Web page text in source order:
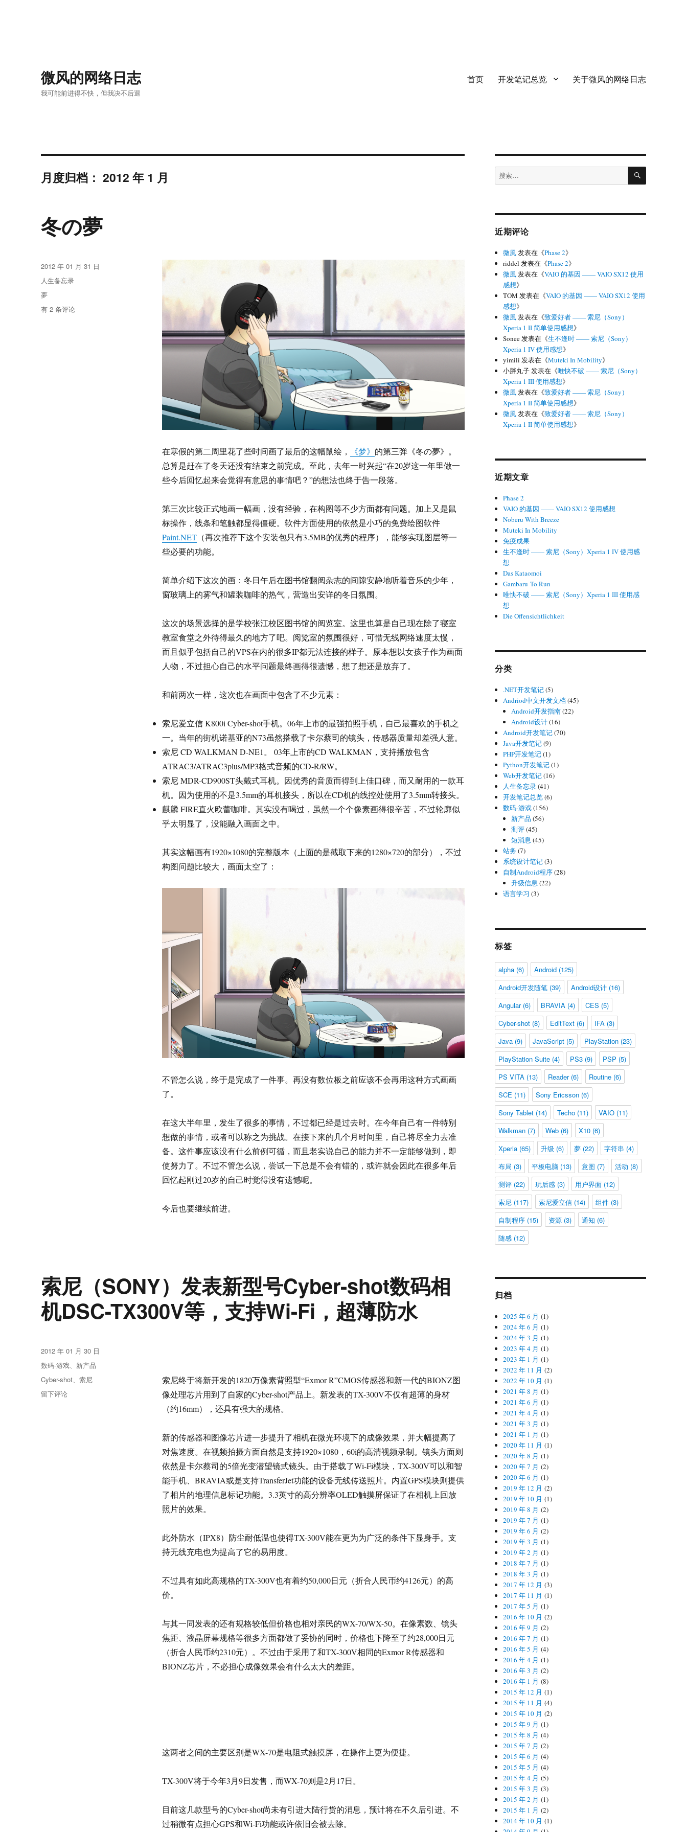
微风的网络日志
我可能前进得不快，但我决不后退
首页 开发笔记总览 关于微风的网络日志
月度归档：2012 年 1 月
冬の夢
在寒假的第二周里花了些时间画了最后的这幅鼠绘， 《梦》 的第三弹《冬の夢》。
总算是赶在了冬天还没有结束之前完成。至此，去年一时兴起“在20岁这一年里做一
些今后回忆起来会觉得有意思的事情吧？”的想法也终于告一段落。
第三次比较正式地画一幅画，没有经验，在构图等不少方面都有问题。加上又是鼠
标操作，线条和笔触都显得僵硬。软件方面使用的依然是小巧的免费绘图软件
Paint.NET（再次推荐下这个安装包只有3.5MB的优秀的程序），能够实现图层等一
些必要的功能。
简单介绍下这次的画：冬日午后在图书馆翻阅杂志的间隙安静地听着音乐的少年，
窗玻璃上的雾气和罐装咖啡的热气，营造出安详的冬日氛围。
这次的场景选择的是学校张江校区图书馆的阅览室。这里也算是自己现在除了寝室
教室食堂之外待得最久的地方了吧。阅览室的氛围很好，可惜无线网络速度太慢，
而且似乎包括自己的VPS在内的很多IP都无法连接的样子。原本想以女孩子作为画面
人物，不过担心自己的水平问题最终画得很遗憾，想了想还是放弃了。
和前两次一样，这次也在画面中包含了不少元素：
索尼爱立信 K800i Cyber-shot手机。06年上市的最强拍照手机，自己最喜欢的手机之
一。当年的街机诺基亚的N73虽然搭载了卡尔蔡司的镜头，传感器质量却差强人意。
索尼 CD WALKMAN D-NE1。 03年上市的CD WALKMAN，支持播放包含
ATRAC3/ATRAC3plus/MP3格式音频的CD-R/RW。
索尼 MDR-CD900ST头戴式耳机。因优秀的音质而得到上佳口碑，而又耐用的一款耳
机。因为使用的不是3.5mm的耳机接头，所以在CD机的线控处使用了3.5mm转接头。
麒麟 FIRE直火欧蕾咖啡。其实没有喝过，虽然一个个像素画得很辛苦，不过轮廓似
乎太明显了，没能融入画面之中。
其实这幅画有1920×1080的完整版本（上面的是截取下来的1280×720的部分），不过
构图问题比较大，画面太空了：
不管怎么说，终于是完成了一件事。再没有数位板之前应该不会再用这种方式画画
了。
在这大半年里，发生了很多的事情，不过都已经是过去时。在今年自己有一件特别
想做的事情，或者可以称之为挑战。在接下来的几个月时间里，自己将尽全力去准
备。这件事应该没有什么前例可循，而且老实说自己的能力并不一定能够做到，即
使努力了。不过不管怎么说，尝试一下总是不会有错的，或许就会因此在很多年后
回忆起刚过20岁的自己时觉得没有遗憾呢。
今后也要继续前进。
发
布
于
2012 年 01 月 31 日
分
类
人生备忘录
标
签
夢
冬
有 2 条评论
索尼（SONY）发表新型号Cyber-shot数码相
机DSC-TX300V等，支持Wi-Fi，超薄防水
索尼终于将新开发的1820万像素背照型“Exmor R”CMOS传感器和新一代的BIONZ图
像处理芯片用到了自家的Cyber-shot产品上。新发表的TX-300V不仅有超薄的身材
（约16mm），还具有强大的规格。
新的传感器和图像芯片进一步提升了相机在微光环境下的成像效果，并大幅提高了
对焦速度。在视频拍摄方面自然是支持1920×1080，60i的高清视频录制。镜头方面则
依然是卡尔蔡司的5倍光变潜望镜式镜头。由于搭载了Wi-Fi模块，TX-300V可以和智
能手机、BRAVIA或是支持TransferJet功能的设备无线传送照片。内置GPS模块则提供
了相片的地理信息标记功能。3.3英寸的高分辨率OLED触摸屏保证了在相机上回放
照片的效果。
此外防水（IPX8）防尘耐低温也使得TX-300V能在更为为广泛的条件下显身手。支
持无线充电也为提高了它的易用度。
不过具有如此高规格的TX-300V也有着约50,000日元（折合人民币约4126元）的高
价。
与其一同发表的还有规格较低但价格也相对亲民的WX-70/WX-50。在像素数、镜头
焦距、液晶屏幕规格等很多方面都做了妥协的同时，价格也下降至了约28,000日元
（折合人民币约2310元）。不过由于采用了和TX-300V相同的Exmor R传感器和
BIONZ芯片，不必担心成像效果会有什么太大的差距。
这两者之间的主要区别是WX-70是电阻式触摸屏，在操作上更为便捷。
TX-300V将于今年3月9日发售，而WX-70则是2月17日。
目前这几款型号的Cyber-shot尚未有引进大陆行货的消息，预计将在不久后引进。不
过稍微有点担心GPS和Wi-Fi功能或许依旧会被去除。
发
布
于
2012 年 01 月 30 日
分
类
数码-游戏
新产品
标
签
Cyber-shot 、索尼
于
留下评论
搜
索：
搜
近期评论
微風发表在《Phase 2》
riddel 发表在《Phase 2》
微風发表在《VAIO 的基因 —— VAIO SX12 使用
感想》
TOM 发表在《VAIO 的基因 —— VAIO SX12 使用
感想》
微風发表在《致爱好者 —— 索尼（Sony）
Xperia 1 II 简单使用感想》
Sonee发表在《生不逢时 —— 索尼（Sony）
Xperia 1 IV 使用感想》
yimili 发表在《Muteki In Mobility》
小胖丸子发表在《唯快不破 —— 索尼（Sony）
Xperia 1 III 使用感想》
微風发表在《致爱好者 —— 索尼（Sony）
Xperia 1 II 简单使用感想》
微風发表在《致爱好者 —— 索尼（Sony）
Xperia 1 II 简单使用感想》
近期文章
Phase 2
VAIO 的基因 —— VAIO SX12 使用感想
Noberu With Breeze
Muteki In Mobility
免疫成果
生不逢时 —— 索尼（Sony）Xperia 1 IV 使用感
想
Das Kataomoi
Gambaru To Run
唯快不破 —— 索尼（Sony）Xperia 1 III 使用感
想
Die Offensichtlichkeit
分类
.NET开发笔记(5)
Andriod中文开发文档 (45)
Android开发指南(22)
Android设计(16)
Android开发笔记(70)
Java开发笔记(9)
PHP开发笔记(1)
Python开发笔记(1)
Web开发笔记(16)
人生备忘录(41)
开发笔记总览(6)
数码-游戏(156)
新产品 (56)
测评(45)
短消息 (45)
站务(7)
系统设计笔记(3)
自制Android程序(28)
升级信息 (22)
语言学习 (3)
标签
alpha(6) Android(125)
Android开发随笔(39) Android设计(16)
Angular(6) BRAVIA(4) CES (5)
Cyber-shot(8) EditText(6) IFA(3)
Java(9) JavaScript(5) PlayStation(23)
PlayStation Suite(4) PS3(9) PSP (5)
PS VITA(13) Reader(6) Routine(6)
SCE (11) Sony Ericsson(6)
Sony Tablet(14) Techo(11) VAIO(11)
Walkman(7) Web(6) X10(6)
Xperia(65) 升级 (6) 夢(22) 字符串 (4)
布局 (3) 平板电脑 (13) 意图 (7) 活动 (8)
测评(22) 玩后感(3) 用户界面(12)
索尼(117) 索尼爱立信(14) 组件(3)
自制程序(15) 资源(3) 通知 (6)
随感(12)
归档
2025 年 6 月 (1)
2024 年 6 月 (1)
2024 年 3 月 (1)
2023 年 4 月 (1)
2023 年 1 月 (1)
2022 年 11 月 (2)
2022 年 10 月 (1)
2021 年 8 月 (1)
2021 年 6 月 (1)
2021 年 4 月 (1)
2021 年 3 月 (1)
2021 年 1 月 (1)
2020 年 11 月 (1)
2020 年 8 月 (1)
2020 年 7 月 (2)
2020 年 6 月 (1)
2019 年 12 月 (2)
2019 年 10 月 (1)
2019 年 8 月 (2)
2019 年 7 月 (1)
2019 年 6 月 (2)
2019 年 3 月 (1)
2019 年 2 月 (1)
2018 年 7 月 (1)
2018 年 3 月 (1)
2017 年 12 月 (3)
2017 年 11 月 (1)
2017 年 5 月 (1)
2016 年 10 月 (2)
2016 年 9 月 (2)
2016 年 7 月 (1)
2016 年 5 月 (4)
2016 年 4 月 (1)
2016 年 3 月 (2)
2016 年 1 月 (8)
2015 年 12 月 (1)
2015 年 11 月 (4)
2015 年 10 月 (2)
2015 年 9 月 (1)
2015 年 8 月 (4)
2015 年 7 月 (2)
2015 年 6 月 (4)
2015 年 5 月 (4)
2015 年 4 月 (5)
2015 年 3 月 (3)
2015 年 2 月 (1)
2015 年 1 月 (2)
2014 年 10 月 (1)